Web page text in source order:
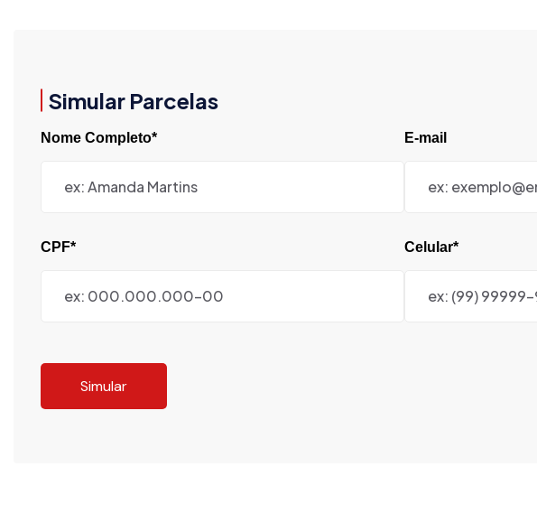
Simular Parcelas
Nome Completo* E-mail
CPF* Celular*
Simular